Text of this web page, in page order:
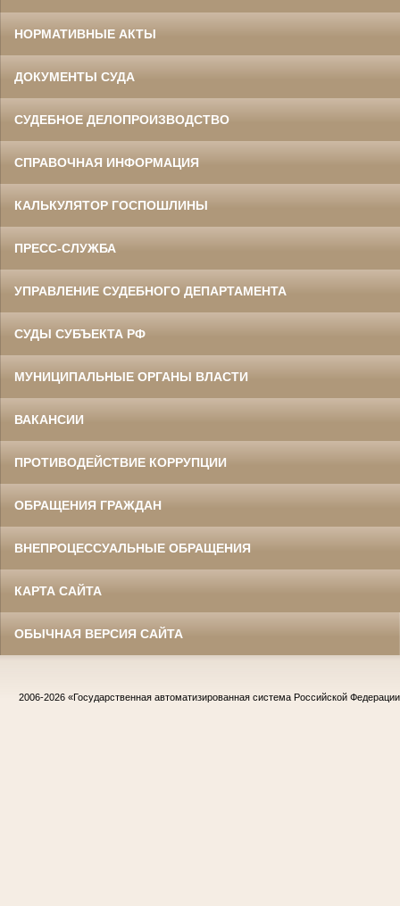
НОРМАТИВНЫЕ АКТЫ
ДОКУМЕНТЫ СУДА
СУДЕБНОЕ ДЕЛОПРОИЗВОДСТВО
СПРАВОЧНАЯ ИНФОРМАЦИЯ
КАЛЬКУЛЯТОР ГОСПОШЛИНЫ
ПРЕСС-СЛУЖБА
УПРАВЛЕНИЕ СУДЕБНОГО ДЕПАРТАМЕНТА
СУДЫ СУБЪЕКТА РФ
МУНИЦИПАЛЬНЫЕ ОРГАНЫ ВЛАСТИ
ВАКАНСИИ
ПРОТИВОДЕЙСТВИЕ КОРРУПЦИИ
ОБРАЩЕНИЯ ГРАЖДАН
ВНЕПРОЦЕССУАЛЬНЫЕ ОБРАЩЕНИЯ
КАРТА САЙТА
ОБЫЧНАЯ ВЕРСИЯ САЙТА
2006-2026 «Государственная автоматизированная система Российской